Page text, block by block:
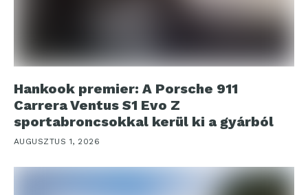
Hankook premier: A Porsche 911
Carrera Ventus S1 Evo Z
sportabroncsokkal kerül ki a gyárból
AUGUSZTUS 1, 2026